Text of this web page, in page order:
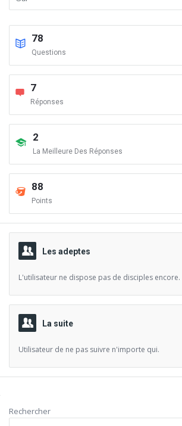
78
Questions
7
Réponses
2
La Meilleure Des Réponses
88
Points
Les adeptes
L'utilisateur ne dispose pas de disciples encore.
La suite
Utilisateur de ne pas suivre n'importe qui.
latérale
Rechercher